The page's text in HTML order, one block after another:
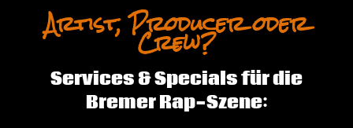
Artist, Producer oder
Crew?
Services & Specials für die
Bremer Rap-Szene: